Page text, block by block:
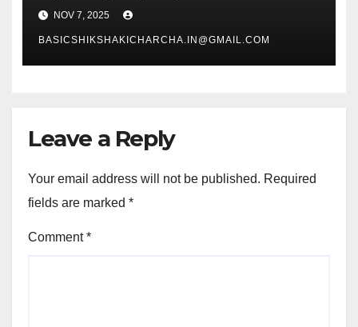
NOV 7, 2025
BASICSHIKSHAKICHARCHA.IN@GMAIL.COM
Leave a Reply
Your email address will not be published. Required
fields are marked *
Comment*